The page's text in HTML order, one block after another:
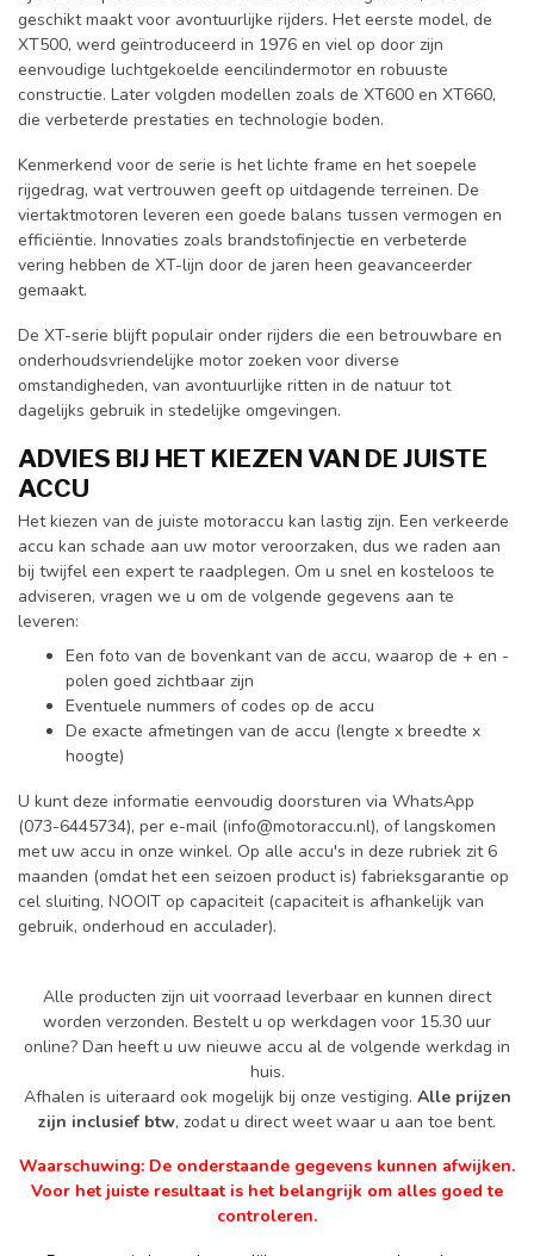
geschikt maakt voor avontuurlijke rijders. Het eerste model, de
XT500, werd geïntroduceerd in 1976 en viel op door zijn
eenvoudige luchtgekoelde eencilindermotor en robuuste
constructie. Later volgden modellen zoals de XT600 en XT660,
die verbeterde prestaties en technologie boden.
Kenmerkend voor de serie is het lichte frame en het soepele
rijgedrag, wat vertrouwen geeft op uitdagende terreinen. De
viertaktmotoren leveren een goede balans tussen vermogen en
efficiëntie. Innovaties zoals brandstofinjectie en verbeterde
vering hebben de XT-lijn door de jaren heen geavanceerder
gemaakt.
De XT-serie blijft populair onder rijders die een betrouwbare en
onderhoudsvriendelijke motor zoeken voor diverse
omstandigheden, van avontuurlijke ritten in de natuur tot
dagelijks gebruik in stedelijke omgevingen.
ADVIES BIJ HET KIEZEN VAN DE JUISTE
ACCU
Het kiezen van de juiste motoraccu kan lastig zijn. Een verkeerde
accu kan schade aan uw motor veroorzaken, dus we raden aan
bij twijfel een expert te raadplegen. Om u snel en kosteloos te
adviseren, vragen we u om de volgende gegevens aan te
leveren:
Een foto van de bovenkant van de accu, waarop de + en -
polen goed zichtbaar zijn
Eventuele nummers of codes op de accu
De exacte afmetingen van de accu (lengte x breedte x
hoogte)
U kunt deze informatie eenvoudig doorsturen via WhatsApp
(073-6445734), per e-mail (info@motoraccu.nl), of langskomen
met uw accu in onze winkel. Op alle accu's in deze rubriek zit 6
maanden (omdat het een seizoen product is) fabrieksgarantie op
cel sluiting, NOOIT op capaciteit (capaciteit is afhankelijk van
gebruik, onderhoud en acculader).
Alle producten zijn uit voorraad leverbaar en kunnen direct
worden verzonden. Bestelt u op werkdagen voor 15.30 uur
online? Dan heeft u uw nieuwe accu al de volgende werkdag in
huis.
Afhalen is uiteraard ook mogelijk bij onze vestiging. Alle prijzen
zijn inclusief btw, zodat u direct weet waar u aan toe bent.
Waarschuwing: De onderstaande gegevens kunnen afwijken.
Voor het juiste resultaat is het belangrijk om alles goed te
controleren.